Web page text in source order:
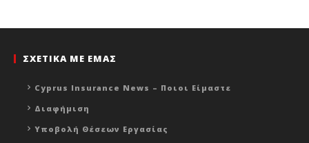
ΣΧΕΤΙΚΑ ΜΕ ΕΜΑΣ
Cyprus Insurance News – Ποιοι Είμαστε
Διαφήμιση
Υποβολή Θέσεων Εργασίας